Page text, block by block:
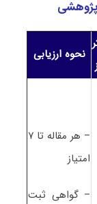
نحوه ارزیابی
– هر مقاله تا ۷
امتیاز
– گواهی ثبت